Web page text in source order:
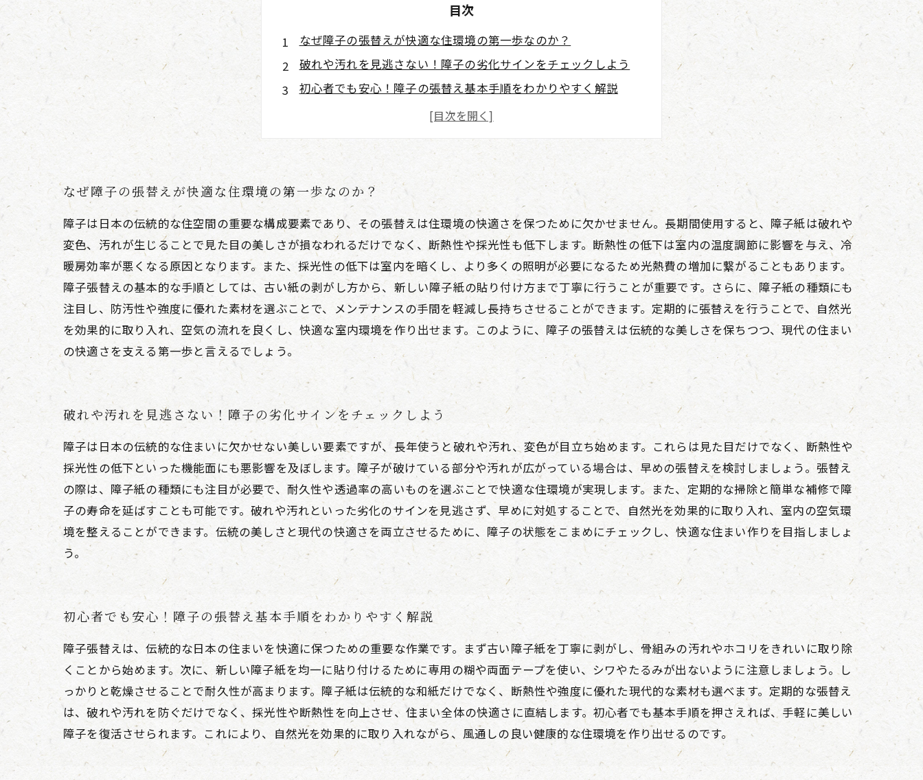
目次
なぜ障子の張替えが快適な住環境の第一歩なのか？
破れや汚れを見逃さない！障子の劣化サインをチェックしよう
初心者でも安心！障子の張替え基本手順をわかりやすく解説
材料選びが快適さを左右する？おすすめの障子紙とその特徴
定期的な張替えで変わる室内環境！心地よい住まいの完成へ
障子張替えのプロ技術とは？知っておきたいメンテナンスのコツ
伝統と現代が融合する障子張替えの魅力と未来への展望
なぜ障子の張替えが快適な住環境の第一歩なのか？
障子は日本の伝統的な住空間の重要な構成要素であり、その張替えは住環境の快適さを保つために欠かせません。長期間使用すると、障子紙は破れや
変色、汚れが生じることで見た目の美しさが損なわれるだけでなく、断熱性や採光性も低下します。断熱性の低下は室内の温度調節に影響を与え、冷
暖房効率が悪くなる原因となります。また、採光性の低下は室内を暗くし、より多くの照明が必要になるため光熱費の増加に繋がることもあります。
障子張替えの基本的な手順としては、古い紙の剥がし方から、新しい障子紙の貼り付け方まで丁寧に行うことが重要です。さらに、障子紙の種類にも
注目し、防汚性や強度に優れた素材を選ぶことで、メンテナンスの手間を軽減し長持ちさせることができます。定期的に張替えを行うことで、自然光
を効果的に取り入れ、空気の流れを良くし、快適な室内環境を作り出せます。このように、障子の張替えは伝統的な美しさを保ちつつ、現代の住まい
の快適さを支える第一歩と言えるでしょう。
破れや汚れを見逃さない！障子の劣化サインをチェックしよう
障子は日本の伝統的な住まいに欠かせない美しい要素ですが、長年使うと破れや汚れ、変色が目立ち始めます。これらは見た目だけでなく、断熱性や
採光性の低下といった機能面にも悪影響を及ぼします。障子が破けている部分や汚れが広がっている場合は、早めの張替えを検討しましょう。張替え
の際は、障子紙の種類にも注目が必要で、耐久性や透過率の高いものを選ぶことで快適な住環境が実現します。また、定期的な掃除と簡単な補修で障
子の寿命を延ばすことも可能です。破れや汚れといった劣化のサインを見逃さず、早めに対処することで、自然光を効果的に取り入れ、室内の空気環
境を整えることができます。伝統の美しさと現代の快適さを両立させるために、障子の状態をこまめにチェックし、快適な住まい作りを目指しましょ
う。
初心者でも安心！障子の張替え基本手順をわかりやすく解説
障子張替えは、伝統的な日本の住まいを快適に保つための重要な作業です。まず古い障子紙を丁寧に剥がし、骨組みの汚れやホコリをきれいに取り除
くことから始めます。次に、新しい障子紙を均一に貼り付けるために専用の糊や両面テープを使い、シワやたるみが出ないように注意しましょう。し
っかりと乾燥させることで耐久性が高まります。障子紙は伝統的な和紙だけでなく、断熱性や強度に優れた現代的な素材も選べます。定期的な張替え
は、破れや汚れを防ぐだけでなく、採光性や断熱性を向上させ、住まい全体の快適さに直結します。初心者でも基本手順を押さえれば、手軽に美しい
障子を復活させられます。これにより、自然光を効果的に取り入れながら、風通しの良い健康的な住環境を作り出せるのです。